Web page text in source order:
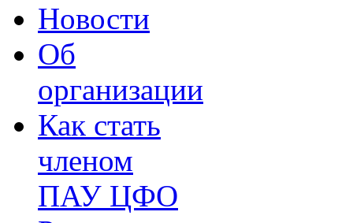
Новости
Об
организации
Как стать
членом
ПАУ ЦФО